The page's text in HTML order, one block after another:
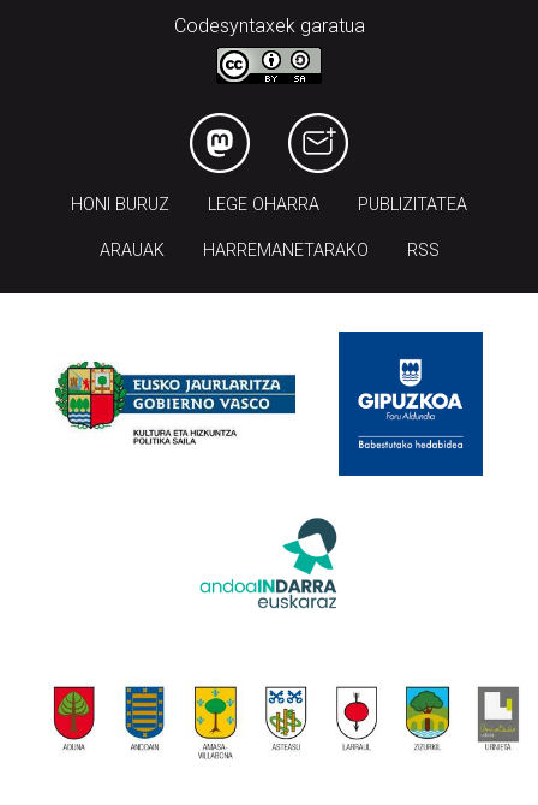
Codesyntaxek garatua
HONI BURUZ LEGE OHARRA PUBLIZITATEA
ARAUAK HARREMANETARAKO RSS